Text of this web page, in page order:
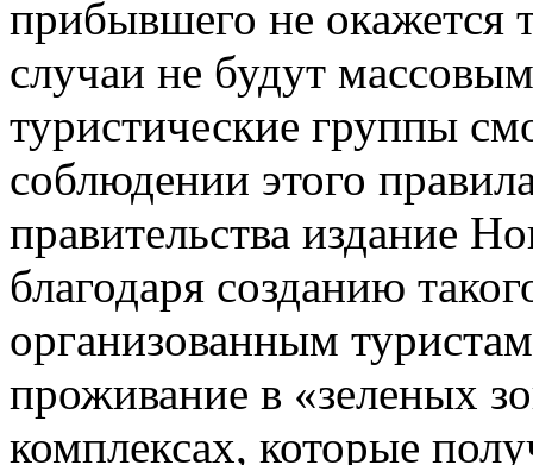
прибывшего не окажется
случаи не будут
туристические группы
соблюдении этого
правительства издание
благодаря созданию
организованным
проживание в «зеленых
комплексах, которые